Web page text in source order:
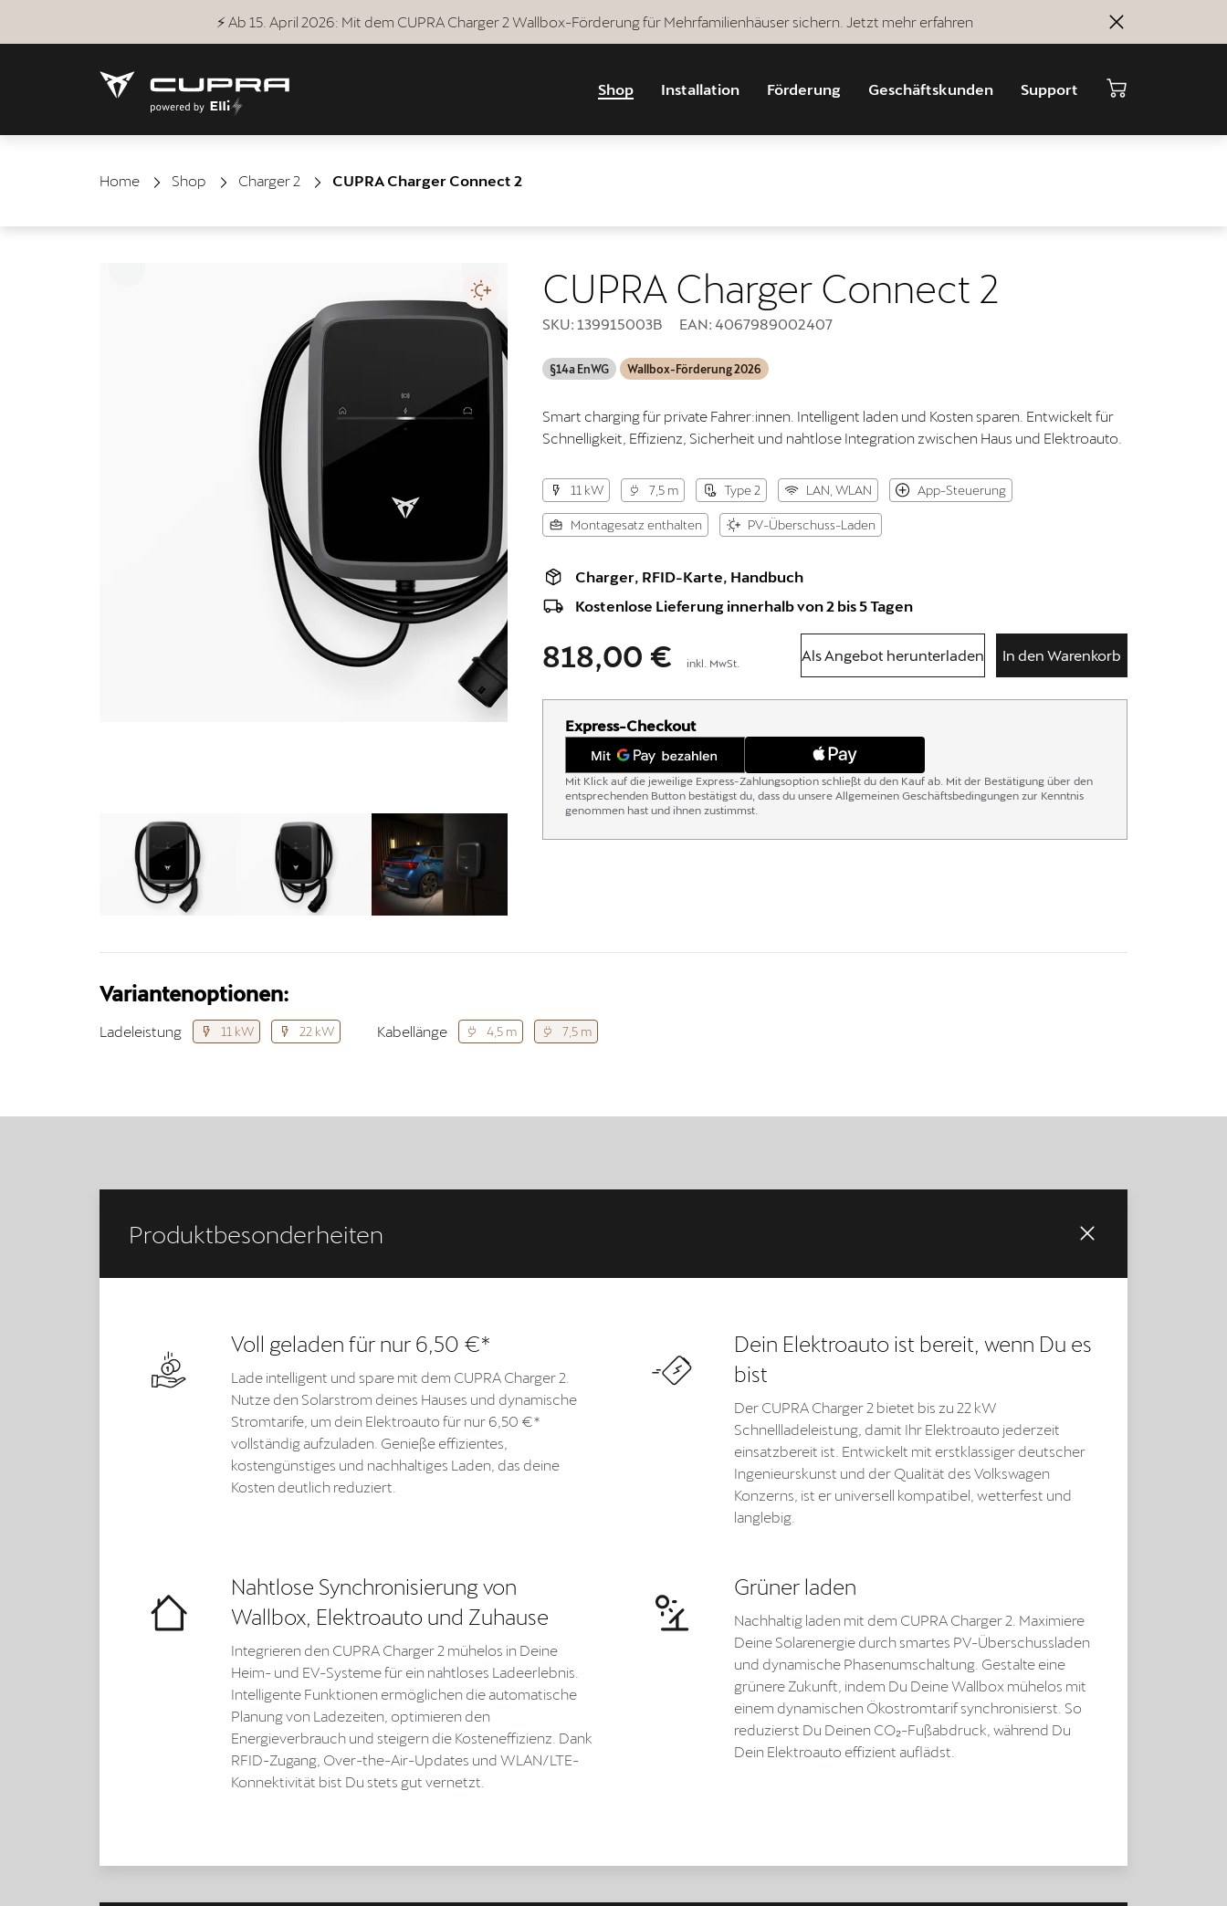
⚡ Ab 15. April 2026: Mit dem CUPRA Charger 2 Wallbox-Förderung für Mehrfamilienhäuser sichern. Jetzt mehr erfahren
Shop Installation Förderung Geschäftskunden Support
Home Shop Charger 2 CUPRA Charger Connect 2
CUPRA Charger Connect 2
SKU: 139915003B EAN: 4067989002407
§14a EnWG Wallbox-Förderung 2026
Smart charging für private Fahrer:innen. Intelligent laden und Kosten sparen. Entwickelt für
Schnelligkeit, Effizienz, Sicherheit und nahtlose Integration zwischen Haus und Elektroauto.
11 kW 7,5 m Type 2 LAN, WLAN App-Steuerung
Montagesatz enthalten PV-Überschuss-Laden
Charger, RFID-Karte, Handbuch
Kostenlose Lieferung innerhalb von 2 bis 5 Tagen
818,00 € inkl. MwSt. Als Angebot herunterladen In den Warenkorb
Express-Checkout
Mit Klick auf die jeweilige Express-Zahlungsoption schließt du den Kauf ab. Mit der Bestätigung über den
entsprechenden Button bestätigst du, dass du unsere Allgemeinen Geschäftsbedingungen zur Kenntnis
genommen hast und ihnen zustimmst.
Variantenoptionen:
Ladeleistung 11 kW 22 kW Kabellänge 4,5 m 7,5 m
Produktbesonderheiten
Voll geladen für nur 6,50 €*
Lade intelligent und spare mit dem CUPRA Charger 2.
Nutze den Solarstrom deines Hauses und dynamische
Stromtarife, um dein Elektroauto für nur 6,50 €*
vollständig aufzuladen. Genieße effizientes,
kostengünstiges und nachhaltiges Laden, das deine
Kosten deutlich reduziert.
Dein Elektroauto ist bereit, wenn Du es
bist
Der CUPRA Charger 2 bietet bis zu 22 kW
Schnellladeleistung, damit Ihr Elektroauto jederzeit
einsatzbereit ist. Entwickelt mit erstklassiger deutscher
Ingenieurskunst und der Qualität des Volkswagen
Konzerns, ist er universell kompatibel, wetterfest und
langlebig.
Nahtlose Synchronisierung von
Wallbox, Elektroauto und Zuhause
Integrieren den CUPRA Charger 2 mühelos in Deine
Heim- und EV-Systeme für ein nahtloses Ladeerlebnis.
Intelligente Funktionen ermöglichen die automatische
Planung von Ladezeiten, optimieren den
Energieverbrauch und steigern die Kosteneffizienz. Dank
RFID-Zugang, Over-the-Air-Updates und WLAN/LTE-
Konnektivität bist Du stets gut vernetzt.
Grüner laden
Nachhaltig laden mit dem CUPRA Charger 2. Maximiere
Deine Solarenergie durch smartes PV-Überschussladen
und dynamische Phasenumschaltung. Gestalte eine
grünere Zukunft, indem Du Deine Wallbox mühelos mit
einem dynamischen Ökostromtarif synchronisierst. So
reduzierst Du Deinen CO₂-Fußabdruck, während Du
Dein Elektroauto effizient auflädst.